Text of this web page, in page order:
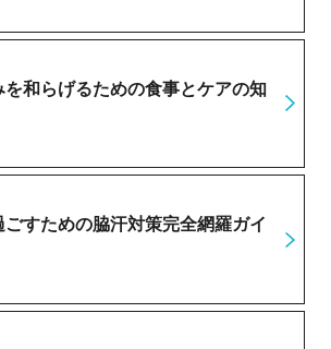
和らげるための食事とケアの知
すための脇汗対策完全網羅ガイ